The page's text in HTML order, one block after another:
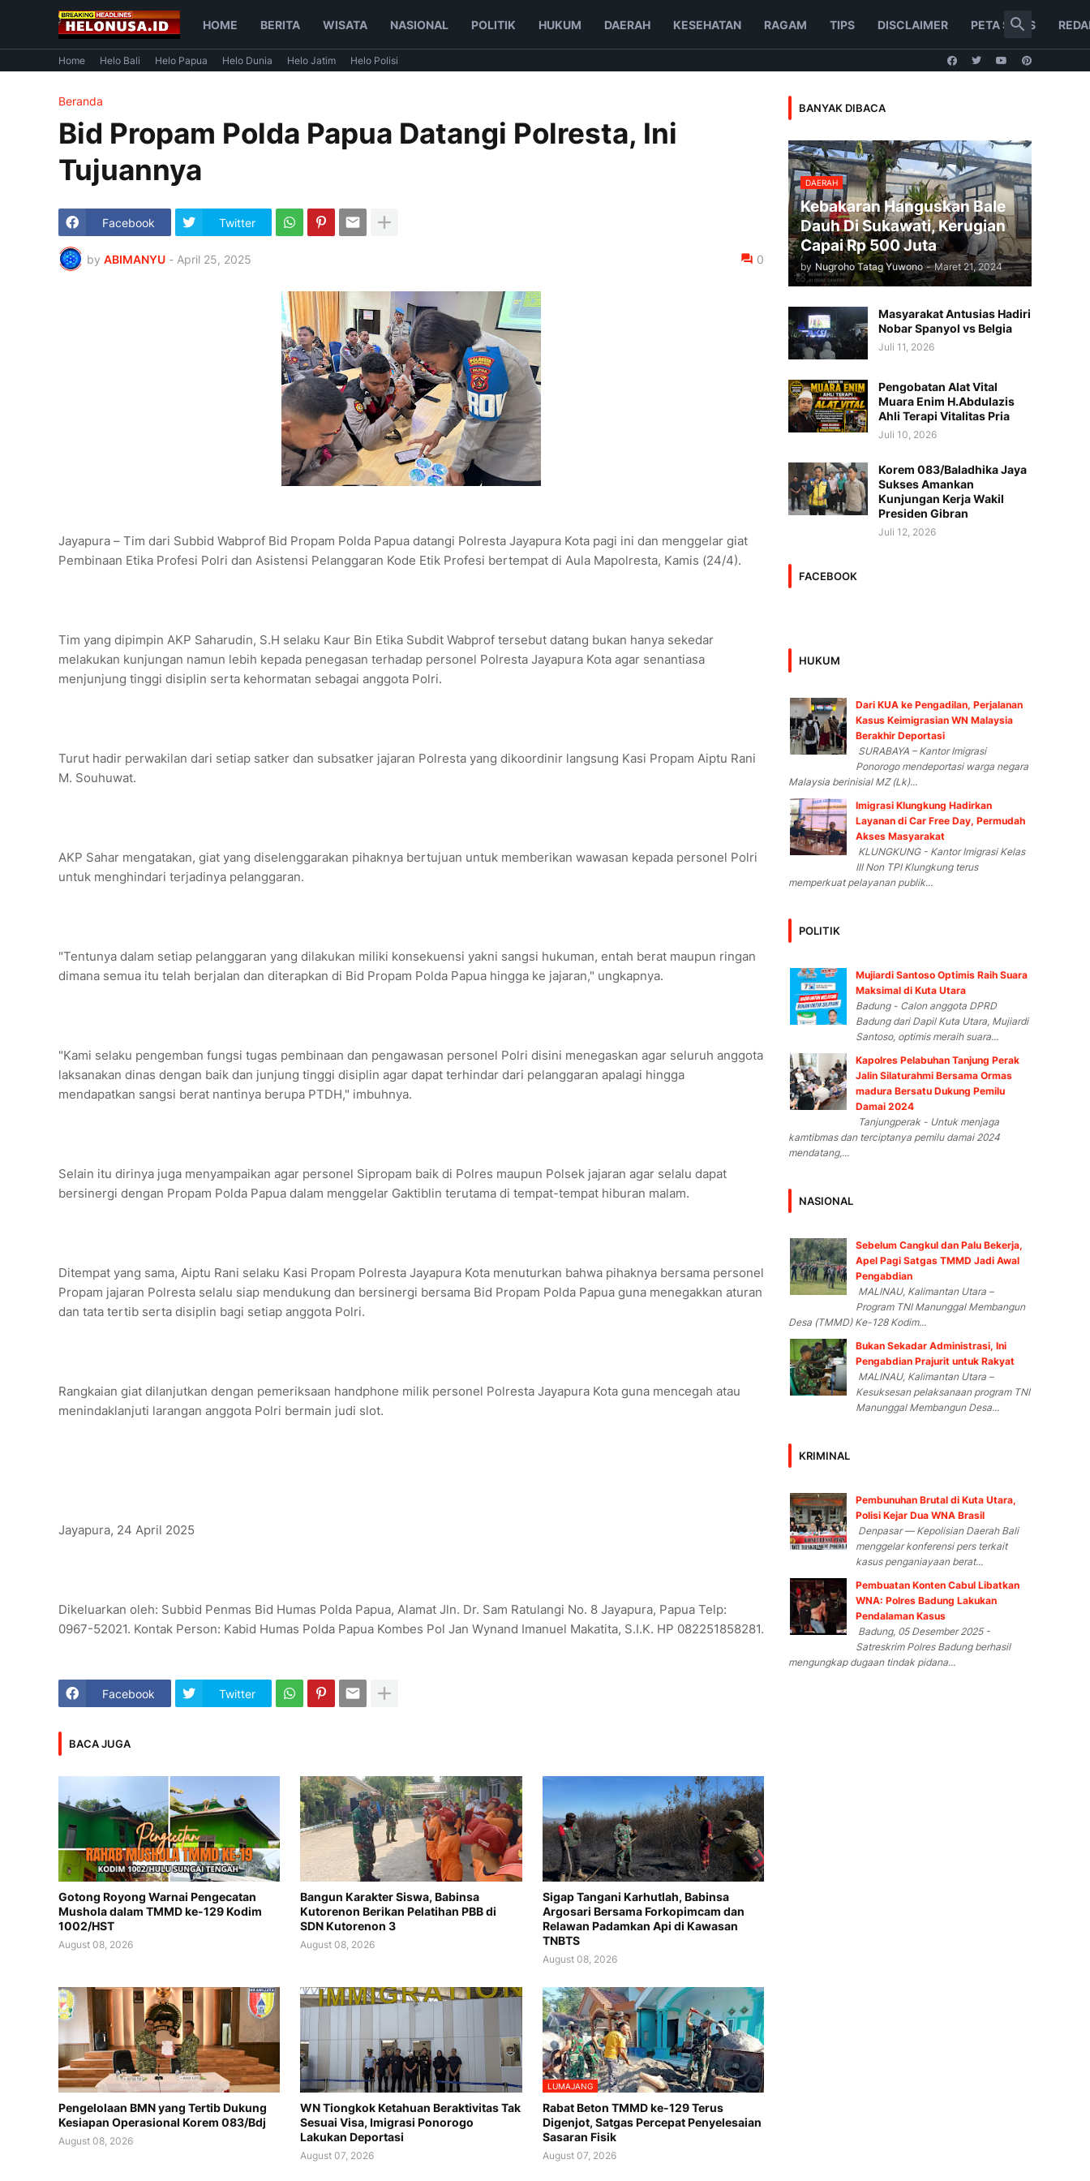
HOME BERITA WISATA NASIONAL POLITIK HUKUM DAERAH KESEHATAN RAGAM TIPS DISCLAIMER PETA SITUS
Home Helo Bali Helo Papua Helo Dunia Helo Jatim Helo Polisi
Beranda
Bid Propam Polda Papua Datangi Polresta, Ini
Tujuannya
Facebook Twitter
by ABIMANYU - April 25, 2025 0
Jayapura – Tim dari Subbid Wabprof Bid Propam Polda Papua datangi Polresta Jayapura Kota pagi ini dan menggelar giat
Pembinaan Etika Profesi Polri dan Asistensi Pelanggaran Kode Etik Profesi bertempat di Aula Mapolresta, Kamis (24/4).
Tim yang dipimpin AKP Saharudin, S.H selaku Kaur Bin Etika Subdit Wabprof tersebut datang bukan hanya sekedar
melakukan kunjungan namun lebih kepada penegasan terhadap personel Polresta Jayapura Kota agar senantiasa
menjunjung tinggi disiplin serta kehormatan sebagai anggota Polri.
Turut hadir perwakilan dari setiap satker dan subsatker jajaran Polresta yang dikoordinir langsung Kasi Propam Aiptu Rani
M. Souhuwat.
AKP Sahar mengatakan, giat yang diselenggarakan pihaknya bertujuan untuk memberikan wawasan kepada personel Polri
untuk menghindari terjadinya pelanggaran.
"Tentunya dalam setiap pelanggaran yang dilakukan miliki konsekuensi yakni sangsi hukuman, entah berat maupun ringan
dimana semua itu telah berjalan dan diterapkan di Bid Propam Polda Papua hingga ke jajaran," ungkapnya.
"Kami selaku pengemban fungsi tugas pembinaan dan pengawasan personel Polri disini menegaskan agar seluruh anggota
laksanakan dinas dengan baik dan junjung tinggi disiplin agar dapat terhindar dari pelanggaran apalagi hingga
mendapatkan sangsi berat nantinya berupa PTDH," imbuhnya.
Selain itu dirinya juga menyampaikan agar personel Sipropam baik di Polres maupun Polsek jajaran agar selalu dapat
bersinergi dengan Propam Polda Papua dalam menggelar Gaktiblin terutama di tempat-tempat hiburan malam.
Ditempat yang sama, Aiptu Rani selaku Kasi Propam Polresta Jayapura Kota menuturkan bahwa pihaknya bersama personel
Propam jajaran Polresta selalu siap mendukung dan bersinergi bersama Bid Propam Polda Papua guna menegakkan aturan
dan tata tertib serta disiplin bagi setiap anggota Polri.
Rangkaian giat dilanjutkan dengan pemeriksaan handphone milik personel Polresta Jayapura Kota guna mencegah atau
menindaklanjuti larangan anggota Polri bermain judi slot.
Jayapura, 24 April 2025
Dikeluarkan oleh: Subbid Penmas Bid Humas Polda Papua, Alamat Jln. Dr. Sam Ratulangi No. 8 Jayapura, Papua Telp:
0967-52021. Kontak Person: Kabid Humas Polda Papua Kombes Pol Jan Wynand Imanuel Makatita, S.I.K. HP 082251858281.
Facebook Twitter
BACA JUGA
Gotong Royong Warnai Pengecatan
Mushola dalam TMMD ke-129 Kodim
1002/HST
August 08, 2026
Bangun Karakter Siswa, Babinsa
Kutorenon Berikan Pelatihan PBB di
SDN Kutorenon 3
August 08, 2026
Sigap Tangani Karhutlah, Babinsa
Argosari Bersama Forkopimcam dan
Relawan Padamkan Api di Kawasan
TNBTS
August 08, 2026
Pengelolaan BMN yang Tertib Dukung
Kesiapan Operasional Korem 083/Bdj
August 08, 2026
WN Tiongkok Ketahuan Beraktivitas Tak
Sesuai Visa, Imigrasi Ponorogo
Lakukan Deportasi
August 07, 2026
LUMAJANG
Rabat Beton TMMD ke-129 Terus
Digenjot, Satgas Percepat Penyelesaian
Sasaran Fisik
August 07, 2026
BANYAK DIBACA
DAERAH
Kebakaran Hanguskan Bale
Dauh Di Sukawati, Kerugian
Capai Rp 500 Juta
by Nugroho Tatag Yuwono - Maret 21, 2024
Masyarakat Antusias Hadiri
Nobar Spanyol vs Belgia
Juli 11, 2026
Pengobatan Alat Vital
Muara Enim H.Abdulazis
Ahli Terapi Vitalitas Pria
Juli 10, 2026
Korem 083/Baladhika Jaya
Sukses Amankan
Kunjungan Kerja Wakil
Presiden Gibran
Juli 12, 2026
FACEBOOK
HUKUM
Dari KUA ke Pengadilan, Perjalanan
Kasus Keimigrasian WN Malaysia
Berakhir Deportasi
SURABAYA – Kantor Imigrasi
Ponorogo mendeportasi warga negara
Malaysia berinisial MZ (Lk)...
Imigrasi Klungkung Hadirkan
Layanan di Car Free Day, Permudah
Akses Masyarakat
KLUNGKUNG - Kantor Imigrasi Kelas
III Non TPI Klungkung terus
memperkuat pelayanan publik...
POLITIK
Mujiardi Santoso Optimis Raih Suara
Maksimal di Kuta Utara
Badung - Calon anggota DPRD
Badung dari Dapil Kuta Utara, Mujiardi
Santoso, optimis meraih suara...
Kapolres Pelabuhan Tanjung Perak
Jalin Silaturahmi Bersama Ormas
madura Bersatu Dukung Pemilu
Damai 2024
Tanjungperak - Untuk menjaga
kamtibmas dan terciptanya pemilu damai 2024
mendatang,...
NASIONAL
Sebelum Cangkul dan Palu Bekerja,
Apel Pagi Satgas TMMD Jadi Awal
Pengabdian
MALINAU, Kalimantan Utara –
Program TNI Manunggal Membangun
Desa (TMMD) Ke-128 Kodim...
Bukan Sekadar Administrasi, Ini
Pengabdian Prajurit untuk Rakyat
MALINAU, Kalimantan Utara –
Kesuksesan pelaksanaan program TNI
Manunggal Membangun Desa...
KRIMINAL
Pembunuhan Brutal di Kuta Utara,
Polisi Kejar Dua WNA Brasil
Denpasar — Kepolisian Daerah Bali
menggelar konferensi pers terkait
kasus penganiayaan berat...
Pembuatan Konten Cabul Libatkan
WNA: Polres Badung Lakukan
Pendalaman Kasus
Badung, 05 Desember 2025 -
Satreskrim Polres Badung berhasil
mengungkap dugaan tindak pidana...